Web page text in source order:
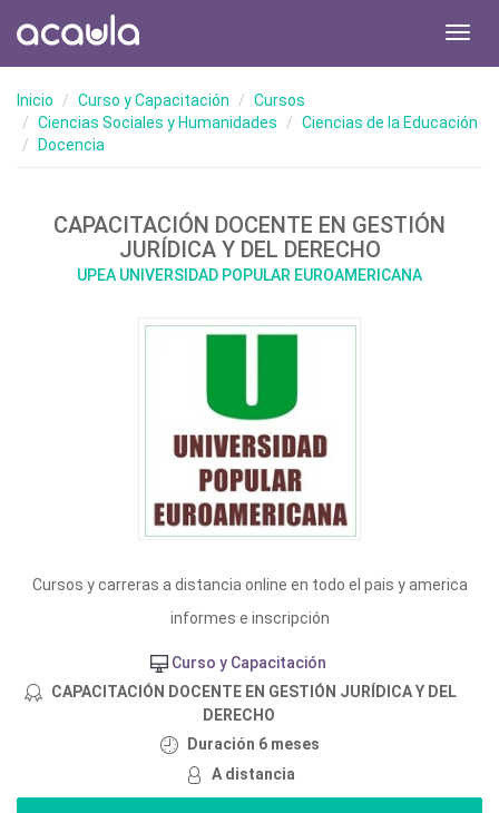
Inicio Curso y Capacitación
Cursos
Ciencias Sociales y Humanidades
Ciencias de la Educación
Docencia
CAPACITACIÓN DOCENTE EN GESTIÓN
JURÍDICA Y DEL DERECHO
UPEA UNIVERSIDAD POPULAR EUROAMERICANA
Cursos y carreras a distancia online en todo el pais y america
informes e inscripción
Curso y Capacitación
CAPACITACIÓN DOCENTE EN GESTIÓN JURÍDICA Y DEL
DERECHO
Duración 6 meses
A distancia